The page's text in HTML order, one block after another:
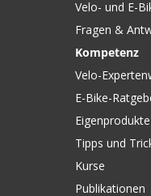
Velo- und E-
Fragen &
Kompetenz
Velo-
E-Bike-
Eigenprodukte
Tipps und
Kurse
Publikationen